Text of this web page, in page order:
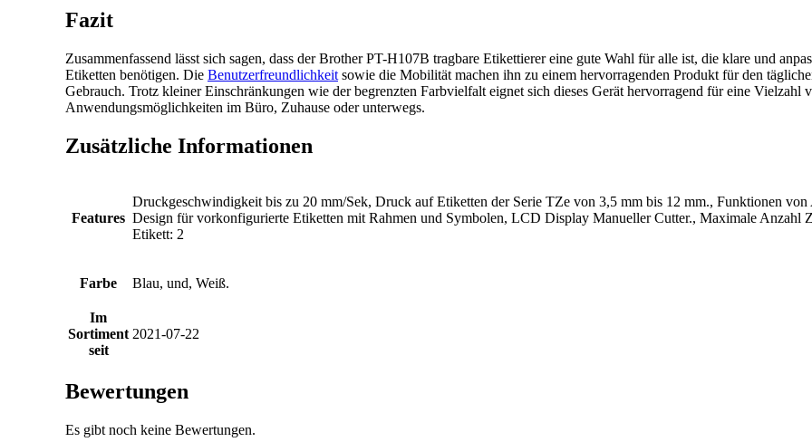
Fazit
Zusammenfassend lässt sich sagen, dass der Brother PT-H107B tragbare Etikettierer eine gute Wahl für alle ist, die klare und
Etiketten benötigen. Die Benutzerfreundlichkeit sowie die Mobilität machen ihn zu einem hervorragenden Produkt für den
Gebrauch. Trotz kleiner Einschränkungen wie der begrenzten Farbvielfalt eignet sich dieses Gerät hervorragend für eine Vielzahl
Anwendungsmöglichkeiten im Büro, Zuhause oder unterwegs.
Zusätzliche Informationen
Features
Druckgeschwindigkeit bis zu 20 mm/Sek, Druck auf Etiketten der Serie TZe von 3,5 mm bis 12 mm., Funktionen von
Design für vorkonfigurierte Etiketten mit Rahmen und Symbolen, LCD Display Manueller Cutter., Maximale Anzahl
Etikett: 2
Farbe Blau, und, Weiß.
Im
Sortiment
seit
2021-07-22
Bewertungen
Es gibt noch keine Bewertungen.